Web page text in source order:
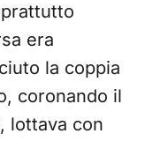
era
la coppia
coronando il
lottava con